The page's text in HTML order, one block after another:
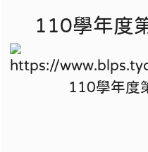
110學年度